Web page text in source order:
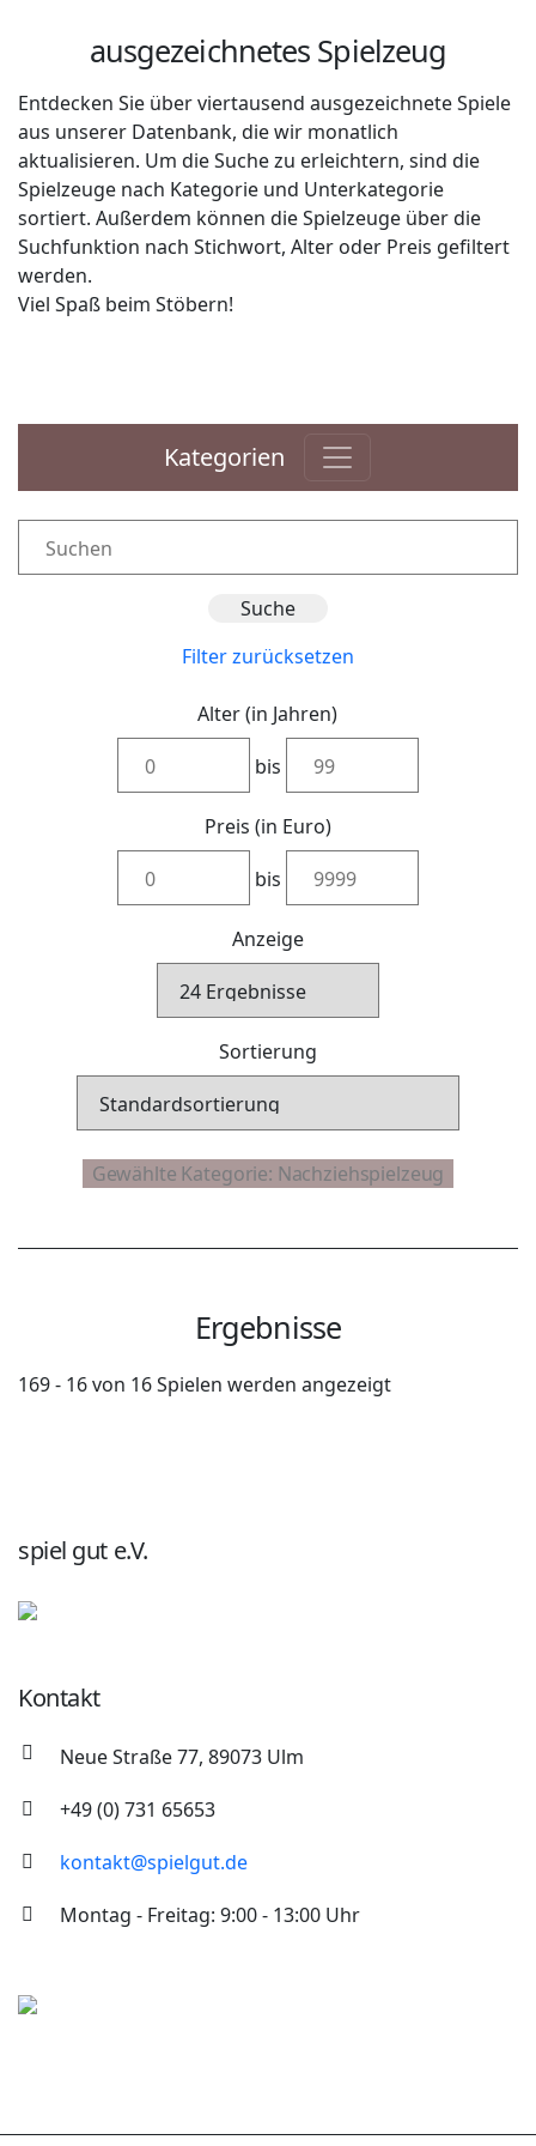
ausgezeichnetes Spielzeug
Entdecken Sie über viertausend ausgezeichnete Spiele
aus unserer Datenbank, die wir monatlich
aktualisieren. Um die Suche zu erleichtern, sind die
Spielzeuge nach Kategorie und Unterkategorie
sortiert. Außerdem können die Spielzeuge über die
Suchfunktion nach Stichwort, Alter oder Preis gefiltert
werden.
Viel Spaß beim Stöbern!
Kategorien
Filter zurücksetzen
Alter (in Jahren)
bis
Preis (in Euro)
bis
Anzeige
Sortierung
Ergebnisse
169 - 16 von 16 Spielen werden angezeigt
spiel gut e.V.
Kontakt
Neue Straße 77, 89073 Ulm
+49 (0) 731 65653
kontakt@spielgut.de
Montag - Freitag: 9:00 - 13:00 Uhr